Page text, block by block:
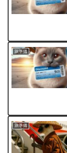
旅準備
旅準備